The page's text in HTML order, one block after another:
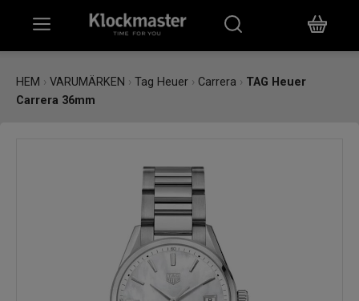
HEM › VARUMÄRKEN › Tag Heuer › Carrera › TAG Heuer
Carrera 36mm